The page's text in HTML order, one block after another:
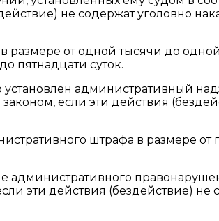
не содержат уголовно
размере от одной тысячи до
пятнадцати суток.
административный
если эти действия
штрафа в размере от
административного
эти действия (бездействие) не